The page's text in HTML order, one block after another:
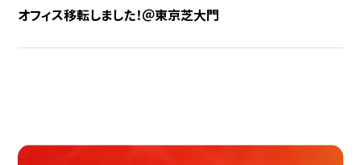
オフィス移転しました！＠東京芝大門